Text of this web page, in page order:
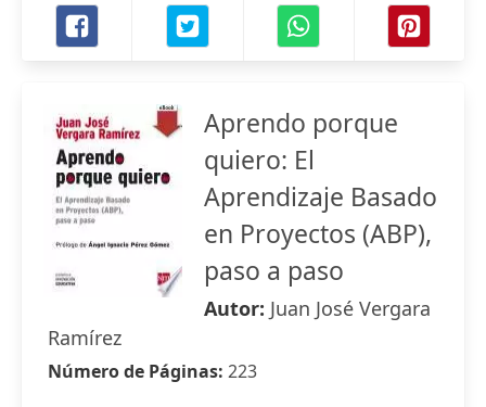
Aprendo porque
quiero: El
Aprendizaje Basado
en Proyectos (ABP),
paso a paso
Autor: Juan José Vergara
Ramírez
Número de Páginas: 223